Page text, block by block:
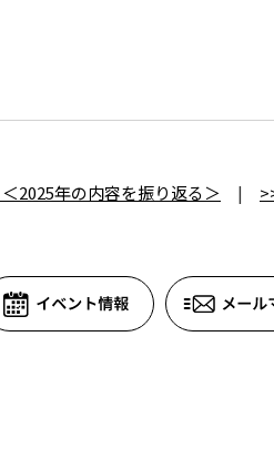
2025年の内容を振り返る＞ |